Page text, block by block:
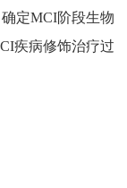
定MCI阶段生物
疾病修饰治疗过